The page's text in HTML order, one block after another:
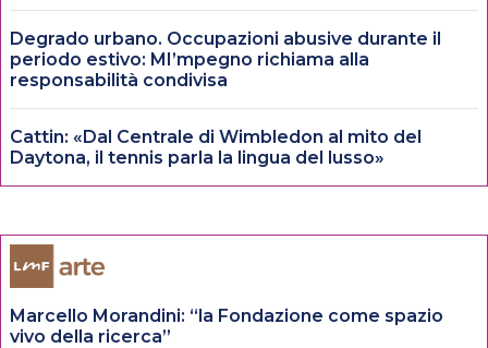
Degrado urbano. Occupazioni abusive durante il
periodo estivo: MI’mpegno richiama alla
responsabilità condivisa
Cattin: «Dal Centrale di Wimbledon al mito del
Daytona, il tennis parla la lingua del lusso»
Marcello Morandini: “la Fondazione come spazio
vivo della ricerca”